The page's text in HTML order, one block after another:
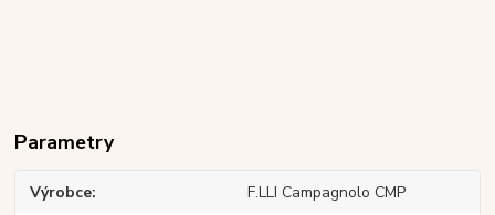
Parametry
Výrobce F.LLI Campagnolo CMP